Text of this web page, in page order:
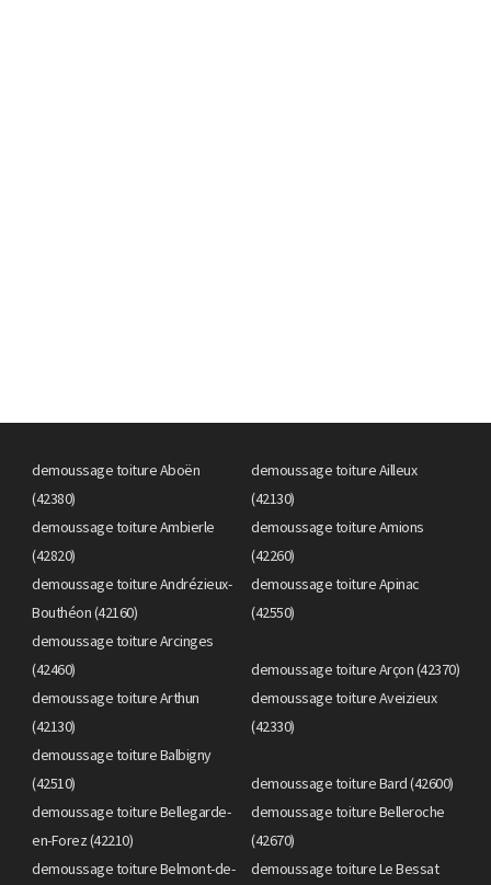
demoussage toiture Aboën
(42380)
demoussage toiture Ailleux
(42130)
demoussage toiture Ambierle
(42820)
demoussage toiture Amions
(42260)
demoussage toiture Andrézieux-
Bouthéon (42160)
demoussage toiture Apinac
(42550)
demoussage toiture Arcinges
(42460)
demoussage toiture Arçon (42370)
demoussage toiture Arthun
(42130)
demoussage toiture Aveizieux
(42330)
demoussage toiture Balbigny
(42510)
demoussage toiture Bard (42600)
demoussage toiture Bellegarde-
en-Forez (42210)
demoussage toiture Belleroche
(42670)
demoussage toiture Belmont-de-
demoussage toiture Le Bessat